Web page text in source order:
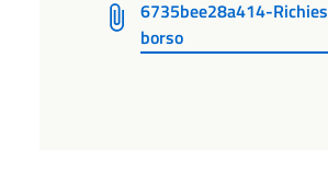
6735bee28a414-
borso